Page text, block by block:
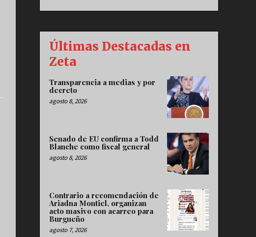
Últimas Destacadas en
Zeta
Transparencia a medias y por
decreto
agosto 8, 2026
Senado de EU confirma a Todd
Blanche como fiscal general
agosto 8, 2026
Contrario a recomendación de
Ariadna Montiel, organizan
acto masivo con acarreo para
Burgueño
agosto 7, 2026